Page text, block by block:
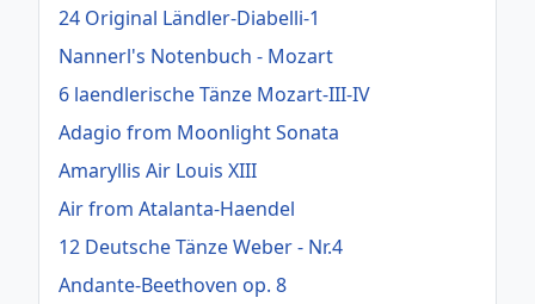
24 Original Ländler-Diabelli-1
Nannerl's Notenbuch - Mozart
6 laendlerische Tänze Mozart-III-IV
Adagio from Moonlight Sonata
Amaryllis Air Louis XIII
Air from Atalanta-Haendel
12 Deutsche Tänze Weber - Nr.4
Andante-Beethoven op. 8